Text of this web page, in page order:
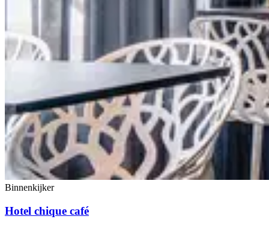
Binnenkijker
Hotel chique café